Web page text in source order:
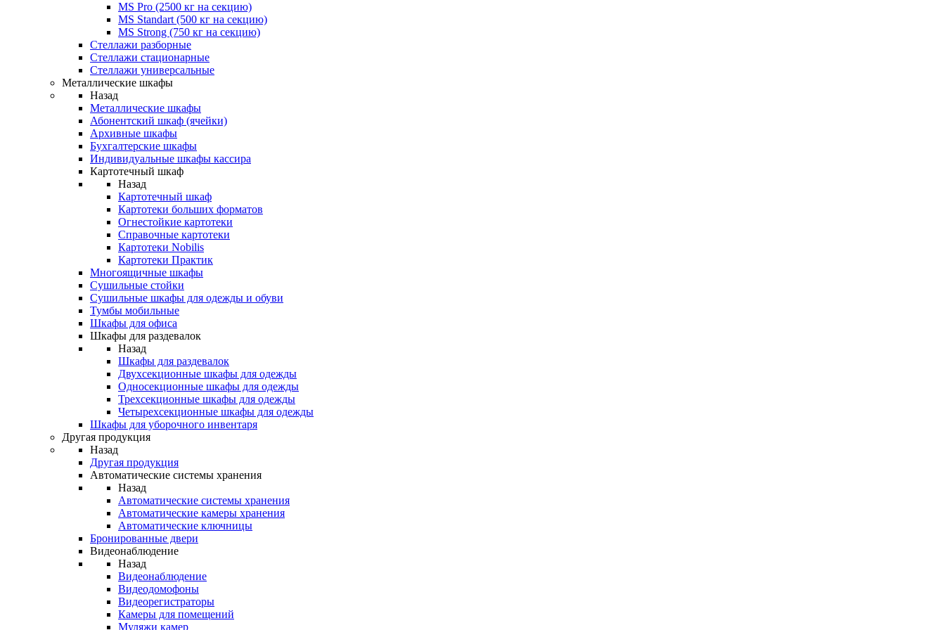
MS Pro (2500 кг на секцию)
MS Standart (500 кг на секцию)
MS Strong (750 кг на секцию)
Стеллажи разборные
Стеллажи стационарные
Стеллажи универсальные
Металлические шкафы
Назад
Металлические шкафы
Абонентский шкаф (ячейки)
Архивные шкафы
Бухгалтерские шкафы
Индивидуальные шкафы кассира
Картотечный шкаф
Назад
Картотечный шкаф
Картотеки больших форматов
Огнестойкие картотеки
Справочные картотеки
Картотеки Nobilis
Картотеки Практик
Многоящичные шкафы
Сушильные стойки
Сушильные шкафы для одежды и обуви
Тумбы мобильные
Шкафы для офиса
Шкафы для раздевалок
Назад
Шкафы для раздевалок
Двухсекционные шкафы для одежды
Односекционные шкафы для одежды
Трехсекционные шкафы для одежды
Четырехсекционные шкафы для одежды
Шкафы для уборочного инвентаря
Другая продукция
Назад
Другая продукция
Автоматические системы хранения
Назад
Автоматические системы хранения
Автоматические камеры хранения
Автоматические ключницы
Бронированные двери
Видеонаблюдение
Назад
Видеонаблюдение
Видеодомофоны
Видеорегистраторы
Камеры для помещений
Муляжи камер